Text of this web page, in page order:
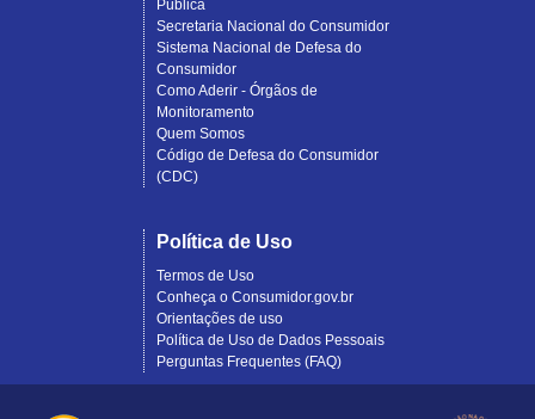
Pública
Secretaria Nacional do Consumidor
Sistema Nacional de Defesa do
Consumidor
Como Aderir - Órgãos de
Monitoramento
Quem Somos
Código de Defesa do Consumidor
(CDC)
Política de Uso
Termos de Uso
Conheça o Consumidor.gov.br
Orientações de uso
Política de Uso de Dados Pessoais
Perguntas Frequentes (FAQ)